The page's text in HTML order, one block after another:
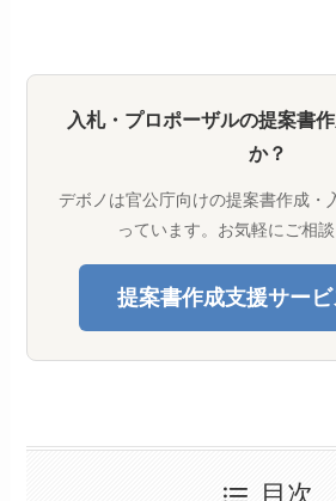
入札・プロポーザルの提案書
か？
デボノは官公庁向けの提案書作成・
っています。お気軽にご相談
提案書作成支援サー